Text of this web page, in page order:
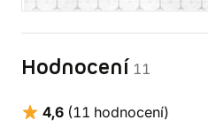
Hodnocení 11
4,6 (11 hodnocení)